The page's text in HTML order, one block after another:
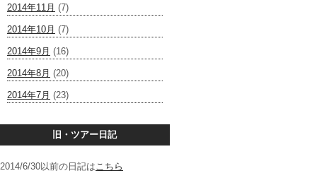
2014年11月 (7)
2014年10月 (7)
2014年9月 (16)
2014年8月 (20)
2014年7月 (23)
旧・ツアー日記
2014/6/30以前の日記はこちら